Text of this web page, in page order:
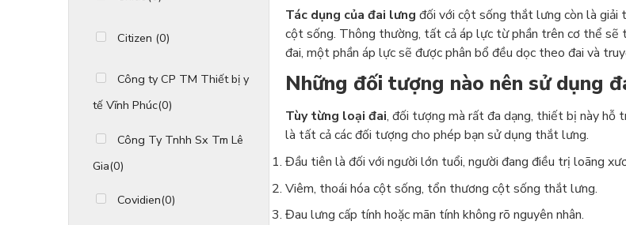
Citizen (0)
Công ty CP TM Thiết bị y
tế Vĩnh Phúc(0)
Công Ty Tnhh Sx Tm Lê
Gia(0)
Covidien(0)
Tác dụng của đai lưng đối với cột sống thắt lưng còn là giải
cột sống. Thông thường, tất cả áp lực từ phần trên cơ thể sẽ
đai, một phần áp lực sẽ được phân bổ đều dọc theo đai và
Những đối tượng nào nên sử dụng
Tùy từng loại đai, đối tượng mà rất đa dạng, thiết bị này hỗ
là tất cả các đối tượng cho phép bạn sử dụng thắt lưng.
Đầu tiên là đối với người lớn tuổi, người đang điều trị loãng
Viêm, thoái hóa cột sống, tổn thương cột sống thắt lưng.
Đau lưng cấp tính hoặc mãn tính không rõ nguyên nhân.